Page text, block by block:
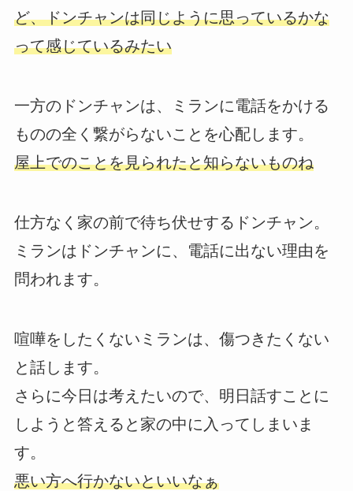
ど、ドンチャンは同じように思っているかな
って感じているみたい
一方のドンチャンは、ミランに電話をかける
ものの全く繋がらないことを心配します。
屋上でのことを見られたと知らないものね
仕方なく家の前で待ち伏せするドンチャン。
ミランはドンチャンに、電話に出ない理由を
問われます。
喧嘩をしたくないミランは、傷つきたくない
と話します。
さらに今日は考えたいので、明日話すことに
しようと答えると家の中に入ってしまいま
す。
悪い方へ行かないといいなぁ